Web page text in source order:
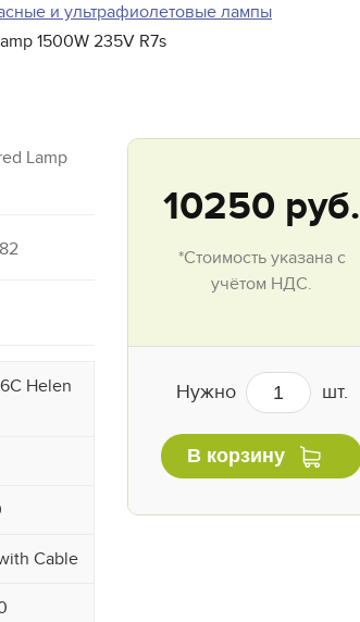
и ультрафиолетовые лампы
1500W 235V R7s
Lamp
Helen
Cable
10250 руб.
*Стоимость указана с
учётом НДС.
Нужно шт.
В корзину